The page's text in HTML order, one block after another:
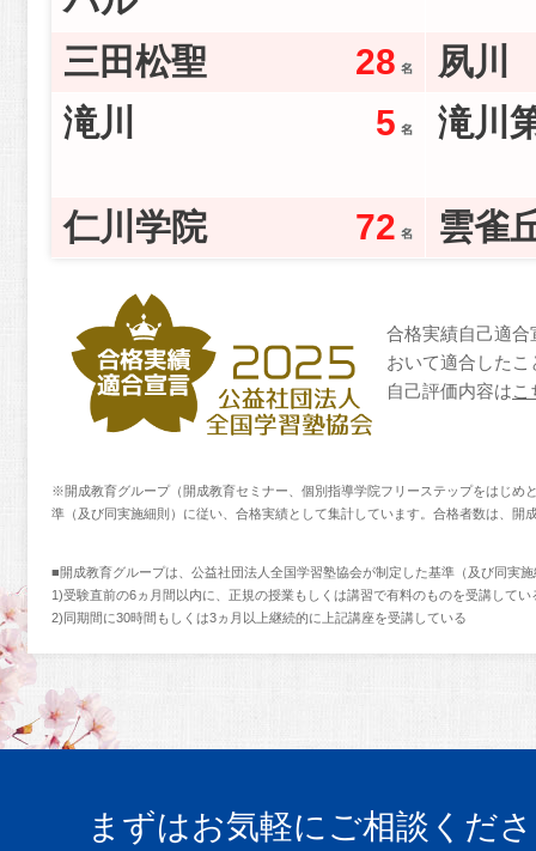
三田松聖
28
夙川
滝川
5 滝川
仁川学院 72 雲雀
合格実績自己適
おいて適合した
自己評価内容はこ
※開成教育グループ（開成教育セミナー、個別指導学院フリーステップをはじ
準（及び同実施細則）に従い、合格実績として集計しています。合格者数は、開
■開成教育グループは、公益社団法人全国学習塾協会が制定した基準（及び同実
1)受験直前の6ヵ月間以内に、正規の授業もしくは講習で有料のものを受講してい
2)同期間に30時間もしくは3ヵ月以上継続的に上記講座を受講している
まずはお気軽にご相談くだ